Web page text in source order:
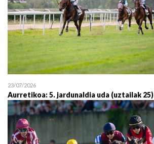
23/07/2026
Aurretikoa: 5. jardunaldia uda (uztailak 25)